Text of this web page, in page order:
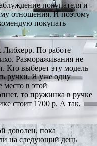
покупателя и
отношения. И поэтому
покупать
Либхерр. По работе
Размораживания не
Кто выберет эту модель
ручки. Я уже одну
место в этой
то пружинка в ручке
стоит 1700 р. А так,
доволен, пока
на следующий день